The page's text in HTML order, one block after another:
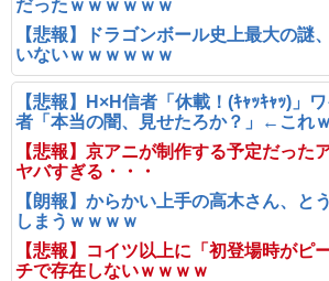
だったｗｗｗｗｗｗ
【悲報】ドラゴンボール史上最大の謎
いないｗｗｗｗｗｗ
【悲報】H×H信者「休載！(ｷｬｯｷｬｯ)」
者「本当の闇、見せたろか？」←これ
【悲報】京アニが制作する予定だった
ヤバすぎる・・・
【朗報】からかい上手の高木さん、と
しまうｗｗｗｗ
【悲報】コイツ以上に「初登場時がピ
チで存在しないｗｗｗｗ